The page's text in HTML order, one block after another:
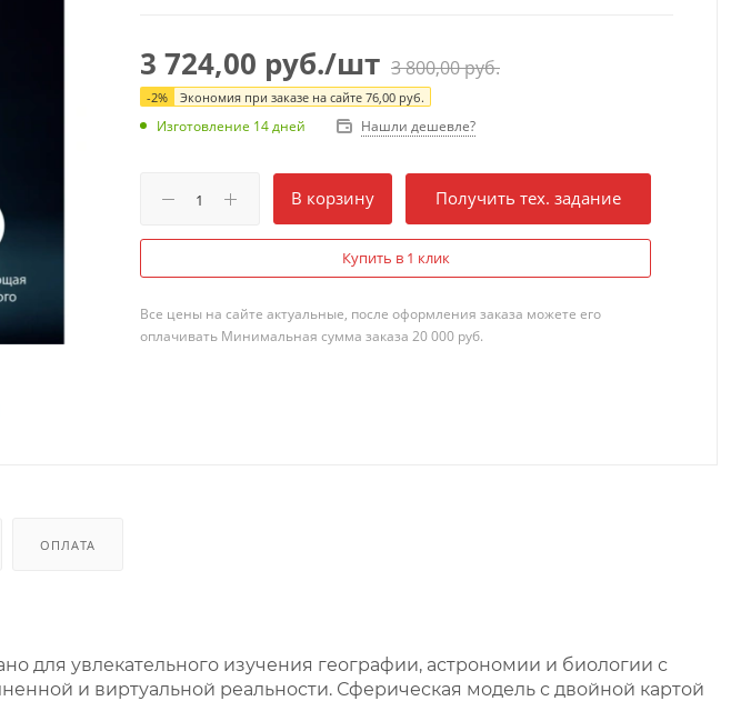
3 724,00 руб./шт 3 800,00руб.
-2% Экономия при заказе на сайте 76,00 руб.
Изготовление 14 дней Нашли дешевле?
В корзину Получить тех. задание
Купить в 1 клик
Все цены на сайте актуальные, после оформления заказа можете его
оплачивать Минимальная сумма заказа 20 000 руб.
ОПЛАТА
для увлекательного изучения географии, астрономии и биологии с
и виртуальной реальности. Сферическая модель с двойной картой